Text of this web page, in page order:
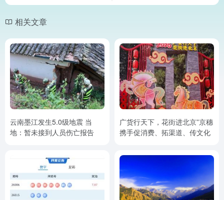
相关文章
云南墨江发生5.0级地震 当
地：暂未接到人员伤亡报告
广货行天下，花街进北京”京穗
携手促消费、拓渠道、传文化